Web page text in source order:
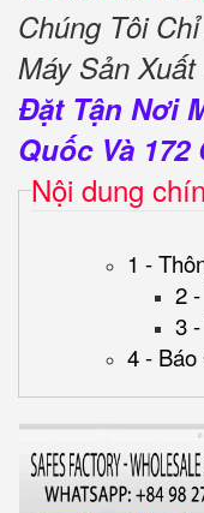
Chúng Tôi
Máy Sản Xuất
Đặt Tận Nơi
Quốc Và 172
Nội dung
1 -
2
3
4 - Báo